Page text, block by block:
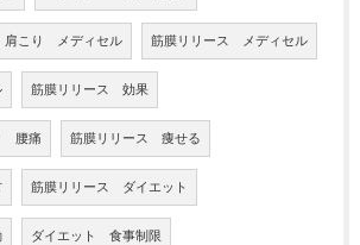
肩こり メディセル 筋膜リリース メディセル
筋膜リリース 効果
腰痛 筋膜リリース 痩せる
筋膜リリース ダイエット
ダイエット 食事制限